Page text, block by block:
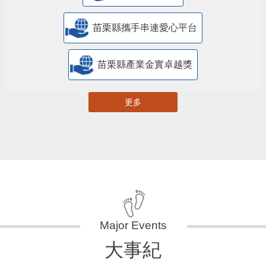
揭弊者保護專區
苗栗縣攜手串連愛心平台
苗栗縣產業金實卓越獎